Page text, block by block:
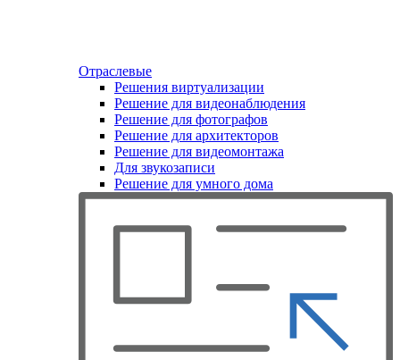
Отраслевые
Решения виртуализации
Решение для видеонаблюдения
Решение для фотографов
Решение для архитекторов
Решение для видеомонтажа
Для звукозаписи
Решение для умного дома